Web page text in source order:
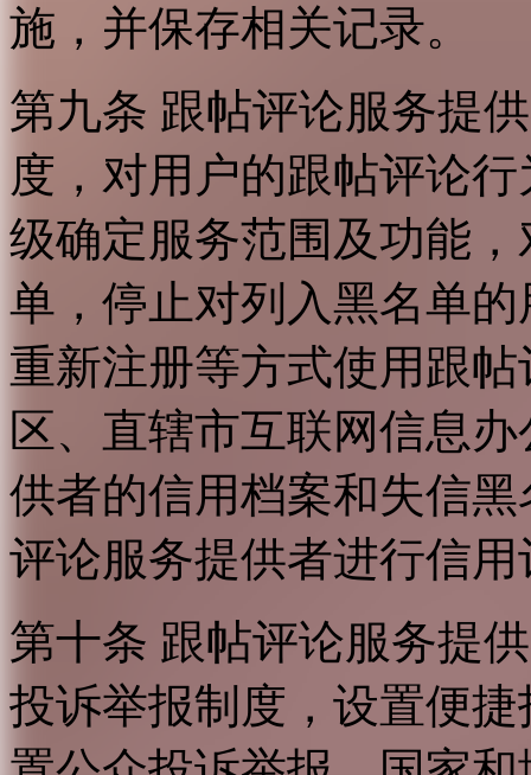
施，并保存相关记录。
第九条 跟帖评论服务提
度，对用户的跟帖评论
级确定服务范围及功能
单，停止对列入黑名单
重新注册等方式使用跟
区、直辖市互联网信息
供者的信用档案和失信
评论服务提供者进行信用
第十条 跟帖评论服务提
投诉举报制度，设置便